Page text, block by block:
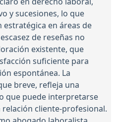
y sucesiones, lo que
estratégica en áreas de
de reseñas no
existente, que
suficiente para
espontánea. La
breve, refleja una
que puede interpretarse
cliente-profesional.